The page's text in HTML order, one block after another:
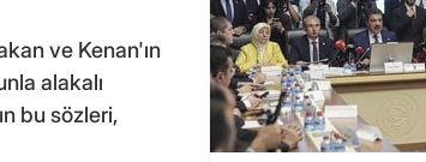
ve Kenan'ın
alakalı
bu sözleri,